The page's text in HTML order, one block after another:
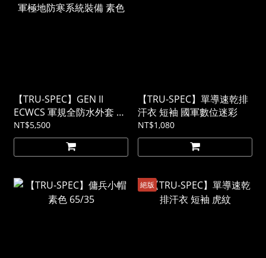
【TRU-SPEC】GEN II
ECWCS 軍規全防水外套 美
軍極地防寒系統裝備 素色
NT$5,500
【TRU-SPEC】單導速乾排
汗衣 短袖 國軍數位迷彩
NT$1,080
絕版